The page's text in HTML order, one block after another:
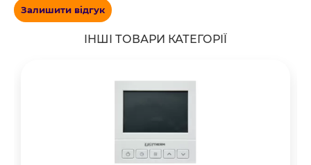
Залишити відгук
ІНШІ ТОВАРИ КАТЕГОРІЇ